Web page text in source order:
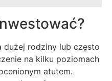
dużej rodziny lub często
na kilku poziomach
atutem.